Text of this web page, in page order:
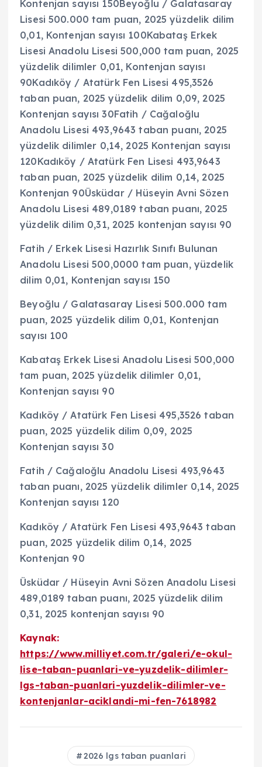
Kontenjan sayısı 150Beyoğlu / Galatasaray
Lisesi 500.000 tam puan, 2025 yüzdelik dilim
0,01, Kontenjan sayısı 100Kabataş Erkek
Lisesi Anadolu Lisesi 500,000 tam puan, 2025
yüzdelik dilimler 0,01, Kontenjan sayısı
90Kadıköy / Atatürk Fen Lisesi 495,3526
taban puan, 2025 yüzdelik dilim 0,09, 2025
Kontenjan sayısı 30Fatih / Cağaloğlu
Anadolu Lisesi 493,9643 taban puanı, 2025
yüzdelik dilimler 0,14, 2025 Kontenjan sayısı
120Kadıköy / Atatürk Fen Lisesi 493,9643
taban puan, 2025 yüzdelik dilim 0,14, 2025
Kontenjan 90Üsküdar / Hüseyin Avni Sözen
Anadolu Lisesi 489,0189 taban puanı, 2025
yüzdelik dilim 0,31, 2025 kontenjan sayısı 90
Fatih / Erkek Lisesi Hazırlık Sınıfı Bulunan
Anadolu Lisesi 500,0000 tam puan, yüzdelik
dilim 0,01, Kontenjan sayısı 150
Beyoğlu / Galatasaray Lisesi 500.000 tam
puan, 2025 yüzdelik dilim 0,01, Kontenjan
sayısı 100
Kabataş Erkek Lisesi Anadolu Lisesi 500,000
tam puan, 2025 yüzdelik dilimler 0,01,
Kontenjan sayısı 90
Kadıköy / Atatürk Fen Lisesi 495,3526 taban
puan, 2025 yüzdelik dilim 0,09, 2025
Kontenjan sayısı 30
Fatih / Cağaloğlu Anadolu Lisesi 493,9643
taban puanı, 2025 yüzdelik dilimler 0,14, 2025
Kontenjan sayısı 120
Kadıköy / Atatürk Fen Lisesi 493,9643 taban
puan, 2025 yüzdelik dilim 0,14, 2025
Kontenjan 90
Üsküdar / Hüseyin Avni Sözen Anadolu Lisesi
489,0189 taban puanı, 2025 yüzdelik dilim
0,31, 2025 kontenjan sayısı 90
Kaynak:
https://www.milliyet.com.tr/galeri/e-okul-
lise-taban-puanlari-ve-yuzdelik-dilimler-
lgs-taban-puanlari-yuzdelik-dilimler-ve-
kontenjanlar-aciklandi-mi-fen-7618982
2026 lgs taban puanlari